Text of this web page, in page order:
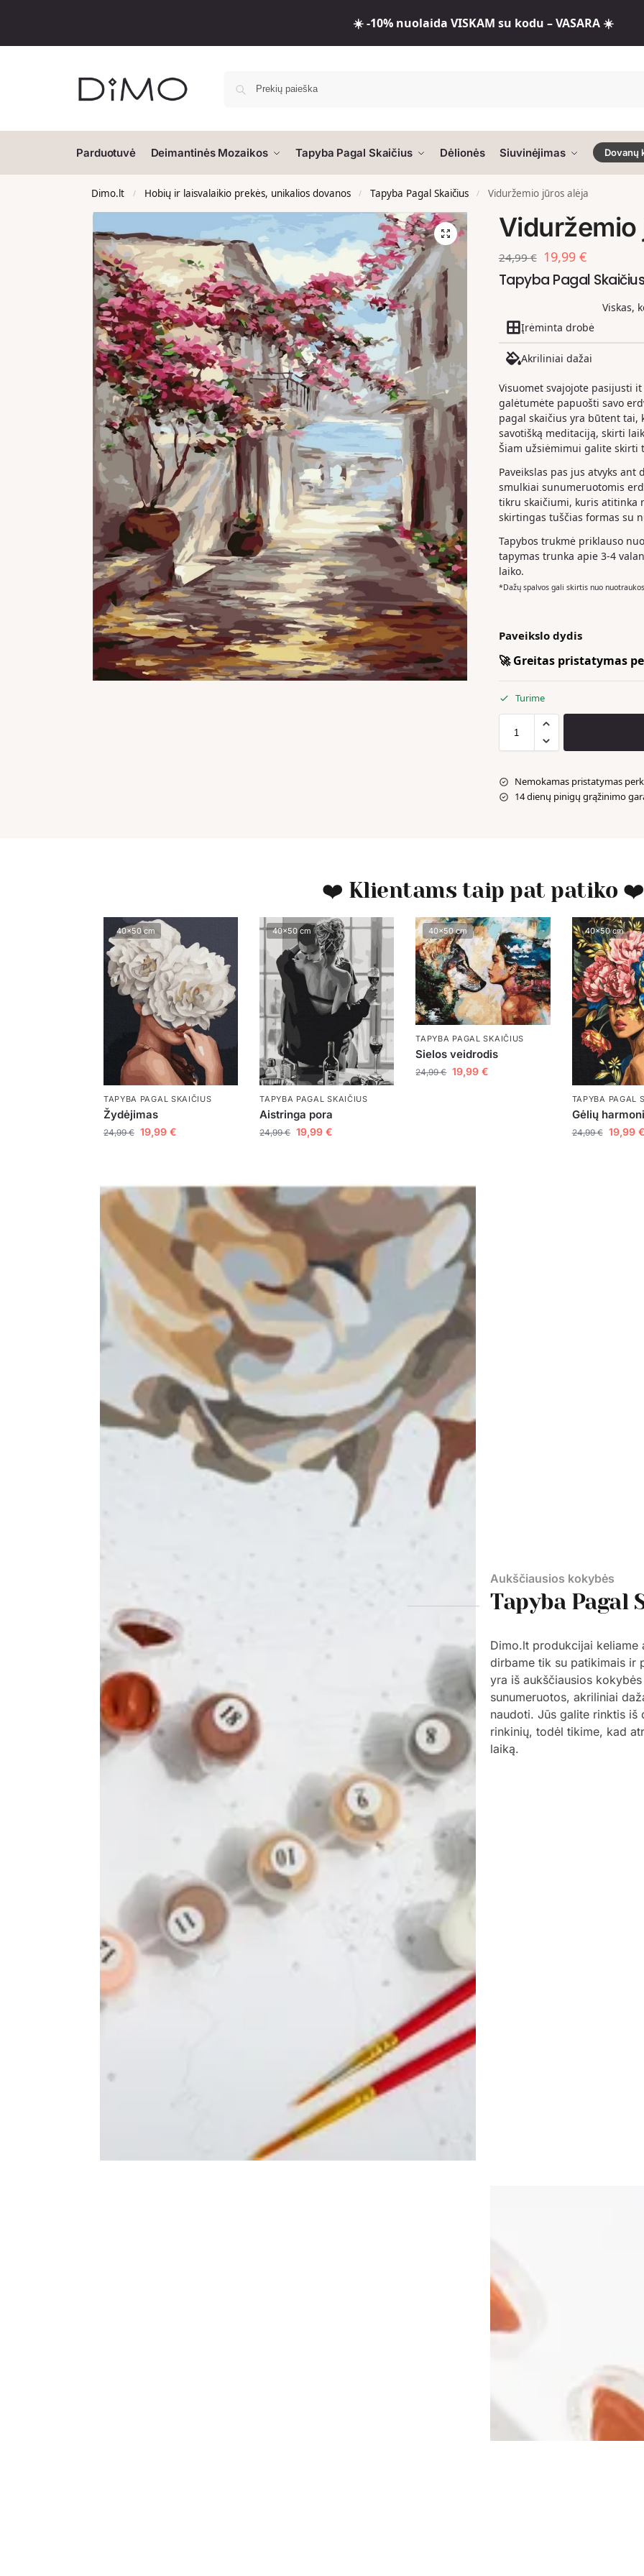
☀️ -10% nuolaida VISKAM su kodu – VASARA ☀️
Parduotuvė Deimantinės Mozaikos Tapyba Pagal Skaičius Dėlionės Siuvinėjimas Dovanų
Dimo.lt / Hobių ir laisvalaikio prekės, unikalios dovanos / Tapyba Pagal Skaičius / Viduržemio jūros alėja
Viduržemio
24,99€ 19,99 €
Tapyba Pagal
Viskas,
Įrėminta drobė
Akriliniai dažai
Visuomet svajojote pasijusti
galėtumėte papuošti savo
pagal skaičius yra būtent tai,
savotišką meditaciją, skirti
Šiam užsiėmimui galite skirti
Paveikslas pas jus atvyks
smulkiai sunumeruotomis
tikru skaičiumi, kuris atitinka
skirtingas tuščias formas su
Tapybos trukmė priklauso
tapymas trunka apie 3-4
laiko.
*Dažų spalvos gali skirtis nuo nuotraukos
Paveikslo dydis
🚀 Greitas pristatymas
Turime
Nemokamas pristatymas
14 dienų pinigų grąžinimo
❤️ Klientams taip pat patiko ❤️
40x50 cm
TAPYBA PAGAL SKAIČIUS
Žydėjimas
24,99€ 19,99 €
40x50 cm
TAPYBA PAGAL SKAIČIUS
Aistringa pora
24,99€ 19,99€
40x50 cm
TAPYBA PAGAL SKAIČIUS
Sielos veidrodis
24,99€ 19,99€
40x50 cm
TAPYBA PAGAL
Gėlių
24,99€ 19,99 €
Aukščiausios kokybės
Tapyba Pagal
Dimo.lt produkcijai keliame
dirbame tik su patikimais ir
yra iš aukščiausios
sunumeruotos, akriliniai
naudoti. Jūs galite rinktis
rinkinių, todėl tikime, kad
laiką.